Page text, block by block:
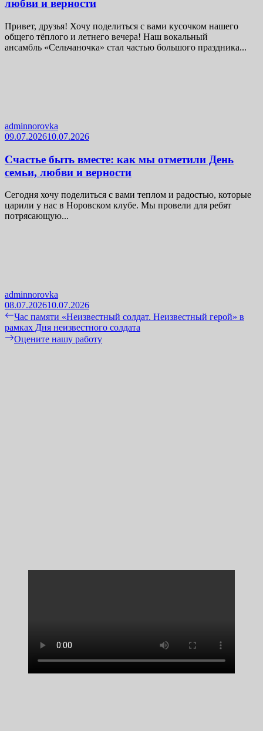
любви и верности
Привет, друзья! Хочу поделиться с вами кусочком нашего
общего тёплого и летнего вечера! Наш вокальный
ансамбль «Сельчаночка» стал частью большого праздника...
adminnorovka
09.07.202610.07.2026
Счастье быть вместе: как мы отметили День
семьи, любви и верности
Сегодня хочу поделиться с вами теплом и радостью, которые
царили у нас в Норовском клубе. Мы провели для ребят
потрясающую...
adminnorovka
08.07.202610.07.2026
Навигация
по
Previous
post:
Час памяти «Неизвестный солдат. Неизвестный герой» в
рамках Дня неизвестного солдата
Next
Оцените нашу работу